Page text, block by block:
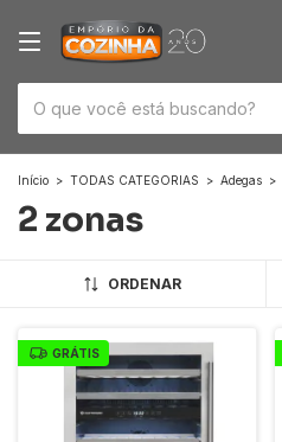
Início > TODAS CATEGORIAS > Adegas >
2 zonas
ORDENAR
GRÁTIS